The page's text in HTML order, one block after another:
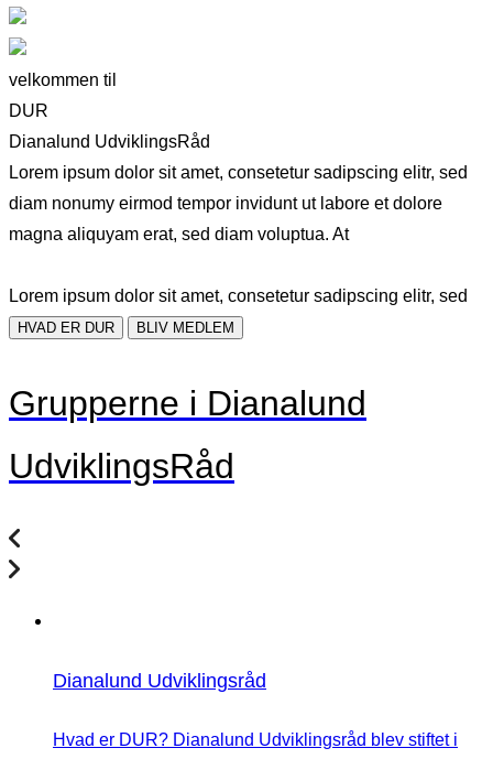
velkommen til
DUR
Dianalund UdviklingsRåd
Lorem ipsum dolor sit amet, consetetur sadipscing elitr, sed
diam nonumy eirmod tempor invidunt ut labore et dolore
magna aliquyam erat, sed diam voluptua. At
Lorem ipsum dolor sit amet, consetetur sadipscing elitr, sed
HVAD ER DUR BLIV MEDLEM
Grupperne i Dianalund
UdviklingsRåd
Dianalund Udviklingsråd
Hvad er DUR? Dianalund Udviklingsråd blev stiftet i